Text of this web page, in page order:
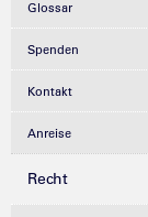
Glossar
Spenden
Kontakt
Anreise
Recht